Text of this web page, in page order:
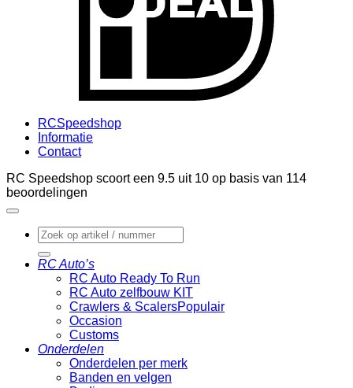
RCSpeedshop
Informatie
Contact
RC Speedshop scoort een 9.5 uit 10 op basis van 114
beoordelingen
Zoeken
naar:
RC Auto’s
RC Auto Ready To Run
RC Auto zelfbouw KIT
Crawlers & Scalers
Occasion
Customs
Onderdelen
Onderdelen per merk
Banden en velgen